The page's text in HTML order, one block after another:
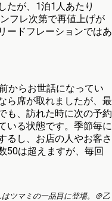
たが、1泊1人あたり
フレ次第で再値上げが
ードフレーションではあ
からお世話になってい
ら席が取れましたが、最
も、訪れた時に次の予約
いる状態です。季節毎に
るし、お店の人やお客さ
50は超えますが、毎回
ツマミの一品目に登場。＠乙